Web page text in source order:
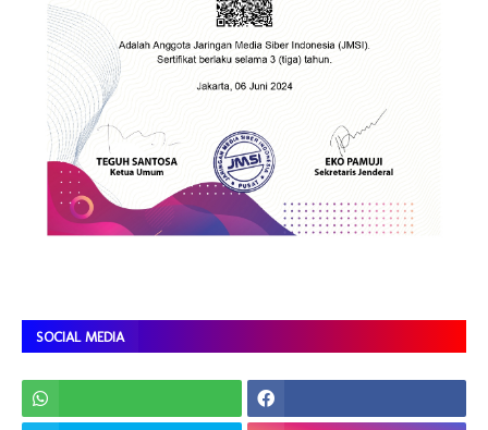
SOCIAL MEDIA